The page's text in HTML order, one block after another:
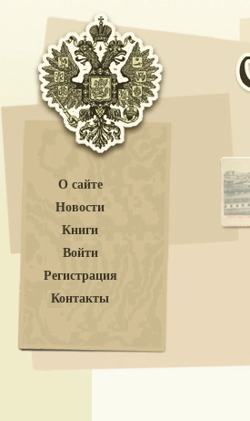
О сайте
Новости
Книги
Войти
Регистрация
Контакты